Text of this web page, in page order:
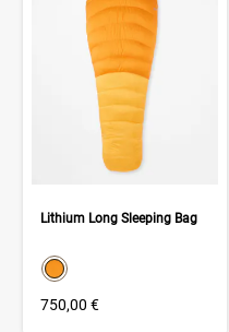
Lithium Long Sleeping Bag
color swatch
Select color
750,00 €